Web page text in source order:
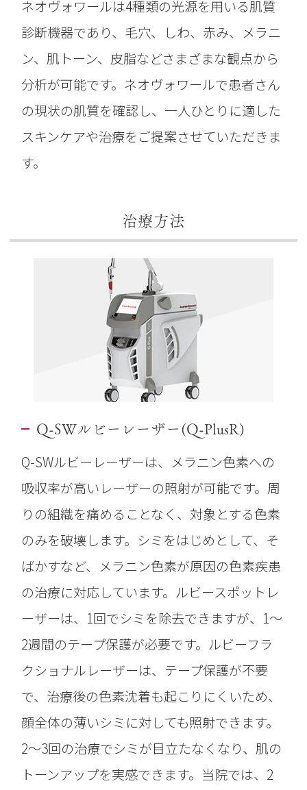
ネオヴォワールは4種類の光源を用いる肌質
診断機器であり、毛穴、しわ、赤み、メラニ
ン、肌トーン、皮脂などさまざまな観点から
分析が可能です。ネオヴォワールで患者さん
の現状の肌質を確認し、一人ひとりに適した
スキンケアや治療をご提案させていただきま
す。
治療方法
Q-SWルビーレーザー(Q-PlusR)
Q-SWルビーレーザーは、メラニン色素への
吸収率が高いレーザーの照射が可能です。周
りの組織を痛めることなく、対象とする色素
のみを破壊します。シミをはじめとして、そ
ばかすなど、メラニン色素が原因の色素疾患
の治療に対応しています。ルビースポットレ
ーザーは、1回でシミを除去できますが、1〜
2週間のテープ保護が必要です。ルビーフラ
クショナルレーザーは、テープ保護が不要
で、治療後の色素沈着も起こりにくいため、
顔全体の薄いシミに対しても照射できます。
2〜3回の治療でシミが目立たなくなり、肌の
トーンアップを実感できます。当院では、2